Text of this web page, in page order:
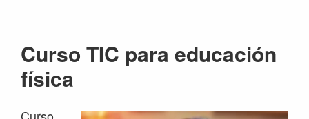
navegación
principal
contenido
principal
barra
lateral
principal
página
Curso TIC para educación
física
Curso